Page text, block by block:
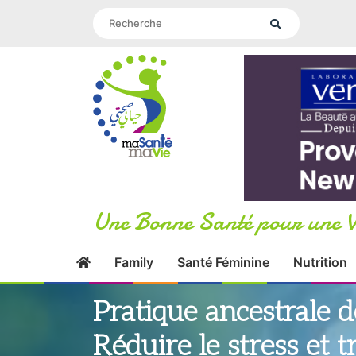
Une Bonne Santé pour une
Family Santé Féminine Nutrition
Pratique ancestrale
Réduire le stress et